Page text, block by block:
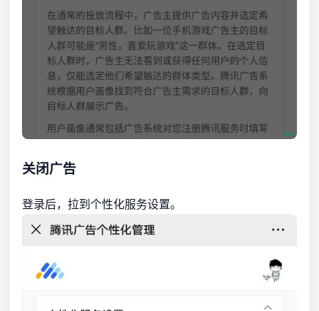
关闭广告
登录后，拉到个性化服务设置。